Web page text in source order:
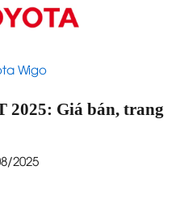
Wigo
2025: Giá bán, trang
2025